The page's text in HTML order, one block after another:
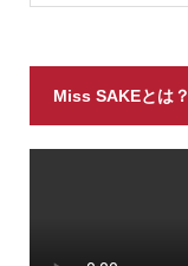
Miss SAKEとは？